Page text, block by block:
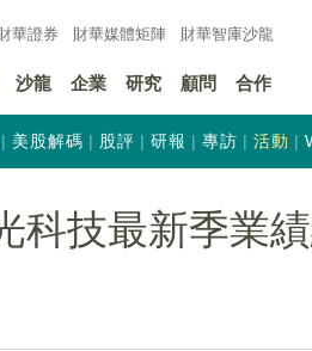
財華證券 財華媒體矩陣 財華智庫沙龍
沙龍 企業 研究 顧問 合作
美股解碼 股評 研報 專訪 活動
科技最新季業